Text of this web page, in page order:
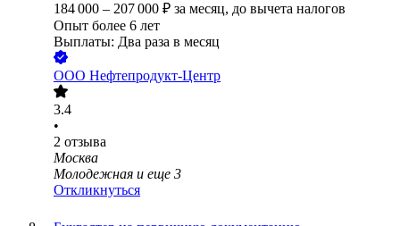
184 000 – 207 000 ₽ за месяц, до вычета налогов
Опыт более 6 лет
Выплаты: Два раза в месяц
ООО Нефтепродукт-Центр
3.4
•
2 отзыва
Москва
Молодежная и еще 3
Откликнуться